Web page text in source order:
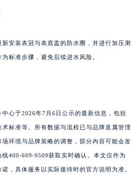
安装表冠与表底盖的防水圈，并进行加压测
标准步骤，避免后续进水风险。
心于2026年7月6日公示的最新信息，包括
标准等。所有数据与流程已与品牌直属管理
环境与品牌策略的调整，部分内容可能会发
400-609-9509获取实时确认。本文仅作为
，具体服务以实际接待时的官方说明为准。